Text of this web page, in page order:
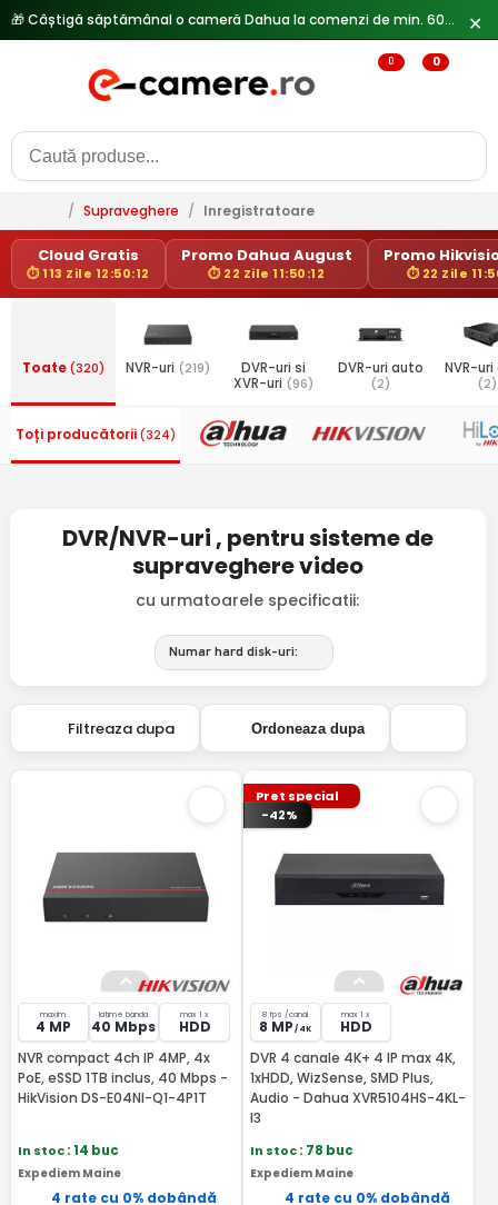
✕
0 0
/ Supraveghere / Inregistratoare
Cloud Gratis
⏱ 113 Zile 12:50:12
Promo Dahua August
⏱ 22 Zile 11:50:12
Promo
⏱ 22 Zile
Toate(320) NVR-uri (219)
DVR-uri si
XVR-uri (96)
DVR-uri auto
(2)
NVR-
(2)
Toți producătorii (324)
DVR/NVR-uri , pentru sisteme de
supraveghere video
cu urmatoarele specificatii:
Numar hard disk-uri:
Filtreaza dupa Ordoneaza dupa
maxim
4 MP
latime banda
40 Mbps
max 1 x
HDD
NVR compact 4ch IP 4MP, 4x
PoE, eSSD 1TB inclus, 40 Mbps -
HikVision DS-E04NI-Q1-4P1T
In stoc: 14 buc
Expediem Maine
4 rate cu 0% dobândă
Pret special
-42%
8 fps /canal
8 MP / 4K
max 1 x
HDD
DVR 4 canale 4K+ 4 IP max 4K,
1xHDD, WizSense, SMD Plus,
Audio - Dahua XVR5104HS-4KL-
I3
In stoc: 78 buc
Expediem Maine
4 rate cu 0% dobândă